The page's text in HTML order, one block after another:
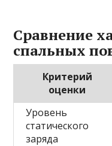
Сравнение
спальных
Критерий
оценки
Уровень
статического
заряда